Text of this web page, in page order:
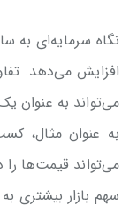
نگاه سرمایه‌ای به
افزایش می‌دهد.
می‌تواند به عنوان
به عنوان مثال،
سهم بازار بیشتری